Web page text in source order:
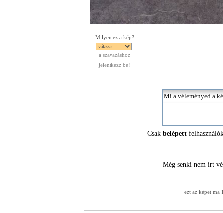
Milyen ez a kép?
a szavazáshoz
jelentkezz be!
Csakbelépett
Még senki nem írt
ezt az képet ma